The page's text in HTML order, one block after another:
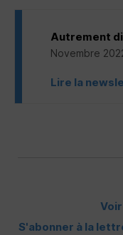
Autrement
Novembre
Lire la
S'abonner à la